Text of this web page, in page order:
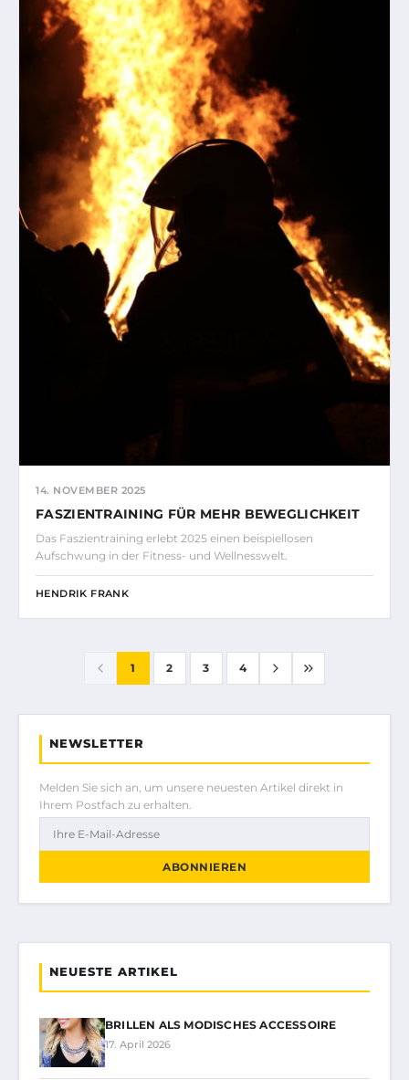
14. NOVEMBER 2025
FASZIENTRAINING FÜR MEHR BEWEGLICHKEIT
Das Faszientraining erlebt 2025 einen beispiellosen
Aufschwung in der Fitness- und Wellnesswelt.
HENDRIK FRANK
1 2 3 4
NEWSLETTER
Melden Sie sich an, um unsere neuesten Artikel direkt in
Ihrem Postfach zu erhalten.
ABONNIEREN
NEUESTE ARTIKEL
BRILLEN ALS MODISCHES ACCESSOIRE
17. April 2026